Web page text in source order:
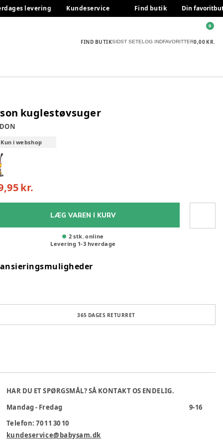
levering Kundeservice Find butik Din
FIND BUTIKSIDST SETELOG INDFAVORITTER0,00 KR.
0
kuglestøvsuger
Kun i webshop
kr.
LÆG VAREN I KURV
2 stk. online
Levering 1-3 hverdage
365 DAGES RETURRET
HAR DU ET SPØRGSMÅL? SÅ KONTAKT OS ENDELIG.
Mandag - Fredag
9-16
Telefon: 70 11 30 10
kundeservice@babysam.dk